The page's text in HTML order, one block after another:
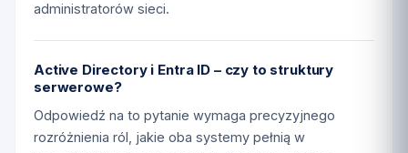
administratorów sieci.
Active Directory i Entra ID – czy to struktury
serwerowe?
Odpowiedź na to pytanie wymaga precyzyjnego
rozróżnienia ról, jakie oba systemy pełnią w